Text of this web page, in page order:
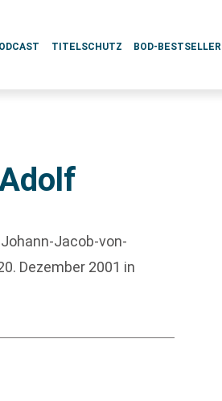
TITELSCHUTZ BOD-BESTSELLER
Jacob-von-
Dezember 2001 in